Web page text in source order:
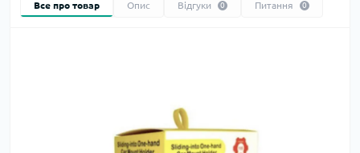
Все про товар Опис Відгуки 0 Питання 0